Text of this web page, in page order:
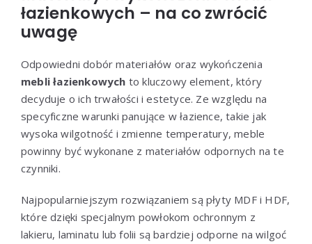
łazienkowych – na co zwrócić
uwagę
Odpowiedni dobór materiałów oraz wykończenia
mebli łazienkowych to kluczowy element, który
decyduje o ich trwałości i estetyce. Ze względu na
specyficzne warunki panujące w łazience, takie jak
wysoka wilgotność i zmienne temperatury, meble
powinny być wykonane z materiałów odpornych na te
czynniki.
Najpopularniejszym rozwiązaniem są płyty MDF i HDF,
które dzięki specjalnym powłokom ochronnym z
lakieru, laminatu lub folii są bardziej odporne na wilgoć